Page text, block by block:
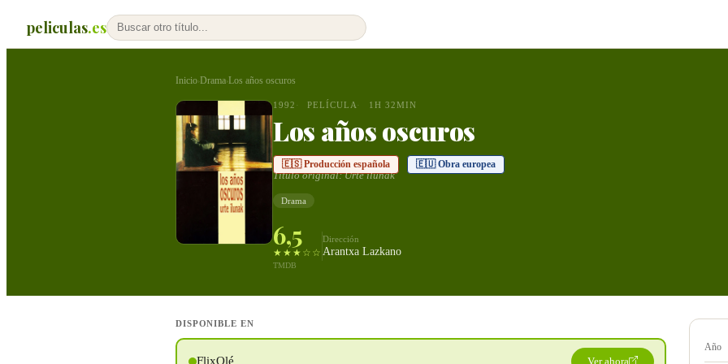
peliculas.es
Inicio›Drama›Los años oscuros
1992 PELÍCULA 1H 32MIN
Los años oscuros
🇪🇸 Producción española 🇪🇺 Obra europea
Título original:Urte ilunak
Drama
6,5
★★★☆☆
TMDB
Dirección
Arantxa Lazkano
DISPONIBLE EN
FlixOlé Ver ahora
Año